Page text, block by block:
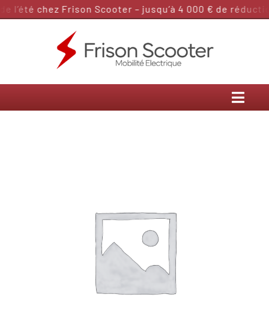
Passer
l’été chez Frison Scooter – jusqu’à 4 000 € de